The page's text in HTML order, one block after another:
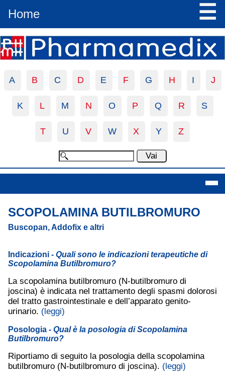
Home ☰
A B C D E F G H I J
K L M N O P Q R S
T U V W X Y Z
Scopolamina Butilbromuro
SCOPOLAMINA BUTILBROMURO
Buscopan, Addofix e altri
Indicazioni - Quali sono le indicazioni terapeutiche di
Scopolamina Butilbromuro?
La scopolamina butilbromuro (N-butilbromuro di
joscina) è indicata nel trattamento degli spasmi dolorosi
del tratto gastrointestinale e dell’apparato genito-
urinario. (leggi)
Posologia - Qual è la posologia di Scopolamina
Butilbromuro?
Riportiamo di seguito la posologia della scopolamina
butilbromuro (N-butilbromuro di joscina). (leggi)